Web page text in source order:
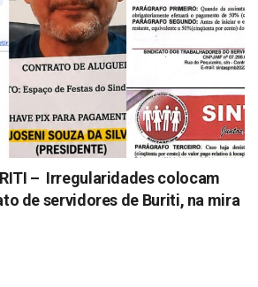
– Irregularidades colocam
de servidores de Buriti, na mira